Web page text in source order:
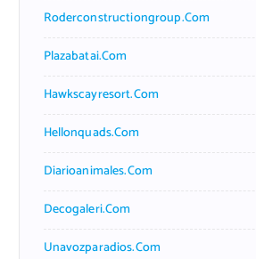
Roderconstructiongroup.com
Plazabatai.com
Hawkscayresort.com
Hellonquads.com
Diarioanimales.com
Decogaleri.com
Unavozparadios.com